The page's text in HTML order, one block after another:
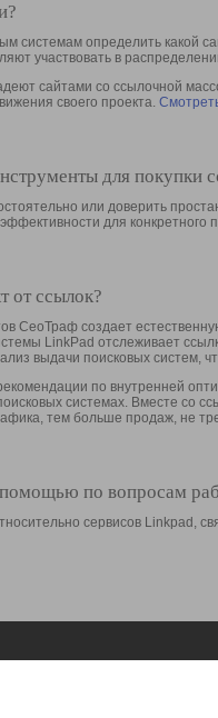
системам определить какой
участвовать в
сайтами со ссылочной
своего проекта.
для покупки
или доверить
для конкретного
от ссылок?
СеоТраф создает
LinkPad отслеживает
выдачи поисковых систем,
по внутренней
системах. Вместе со
тем больше продаж, не
по вопросам
сервисов Linkpad,